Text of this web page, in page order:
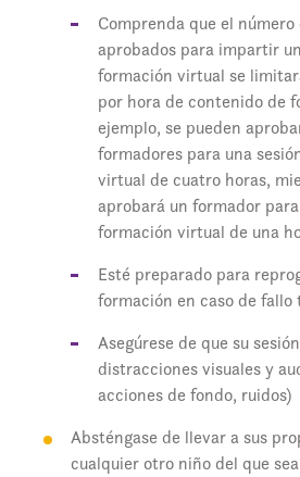
Comprenda que el
aprobados para impartir
formación virtual se
por hora de contenido de
ejemplo, se pueden
formadores para una
virtual de cuatro horas,
aprobará un formador
formación virtual de una
Esté preparado para
formación en caso de fallo
Asegúrese de que su
distracciones visuales y
acciones de fondo, ruidos)
Absténgase de llevar a sus
cualquier otro niño del que